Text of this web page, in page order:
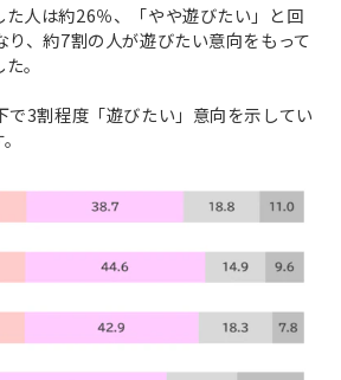
た人は約26％、「やや遊びたい」と回
、約7割の人が遊びたい意向をもって
。
で3割程度「遊びたい」意向を示してい